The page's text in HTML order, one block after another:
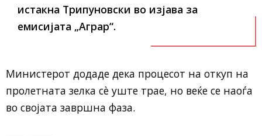
истакна Трипуновски во изјава за
емисијата „Аграр“.
Министерот додаде дека процесот на откуп на
пролетната зелка сè уште трае, но веќе се наоѓа
во својата завршна фаза.